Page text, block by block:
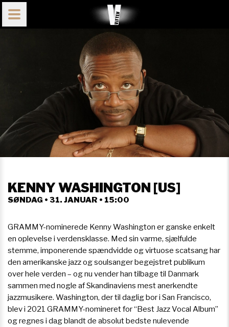
KENNY WASHINGTON [US]
SØNDAG • 31. JANUAR • 15:00
GRAMMY-nominerede Kenny Washington er ganske enkelt
en oplevelse i verdensklasse. Med sin varme, sjælfulde
stemme, imponerende spændvidde og virtuose scatsang har
den amerikanske jazz og soulsanger begejstret publikum
over hele verden – og nu vender han tilbage til Danmark
sammen med nogle af Skandinaviens mest anerkendte
jazzmusikere. Washington, der til daglig bor i San Francisco,
blev i 2021 GRAMMY-nomineret for “Best Jazz Vocal Album”
og regnes i dag blandt de absolut bedste nulevende